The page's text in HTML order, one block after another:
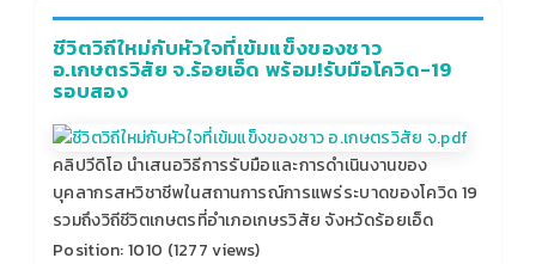
ชีวิตวิถีใหม่กับหัวใจที่เข้มแข็งของชาว
อ.เกษตรวิสัย จ.ร้อยเอ็ด พร้อม!รับมือโควิด-19
รอบสอง
คลิปวีดิโอ นำเสนอวิธีการรับมือและการดำเนินงานของ
บุคลากรสหวิชาชีพในสถานการณ์การแพร่ระบาดของโควิด 19
รวมถึงวิถีชีวิตเกษตรที่อำเภอเกษรวิสัย จังหวัดร้อยเอ็ด
Position:1010 (1277views)